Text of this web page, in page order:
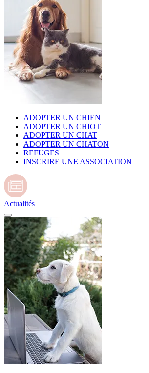
ADOPTER UN CHIEN
ADOPTER UN CHIOT
ADOPTER UN CHAT
ADOPTER UN CHATON
REFUGES
INSCRIRE UNE ASSOCIATION
Actualités